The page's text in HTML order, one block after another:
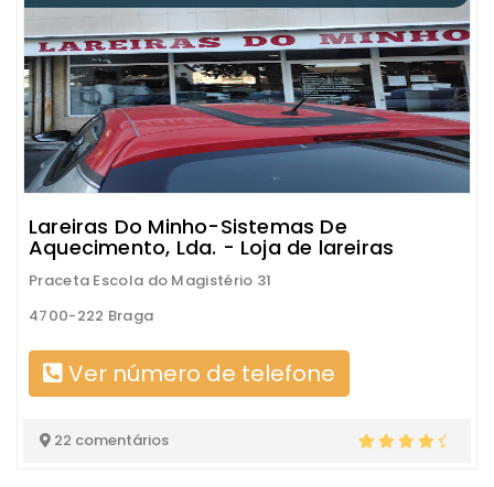
Lareiras Do Minho-Sistemas De
Aquecimento, Lda. - Loja de lareiras
Praceta Escola do Magistério 31
4700-222 Braga
Ver número de telefone
22 comentários